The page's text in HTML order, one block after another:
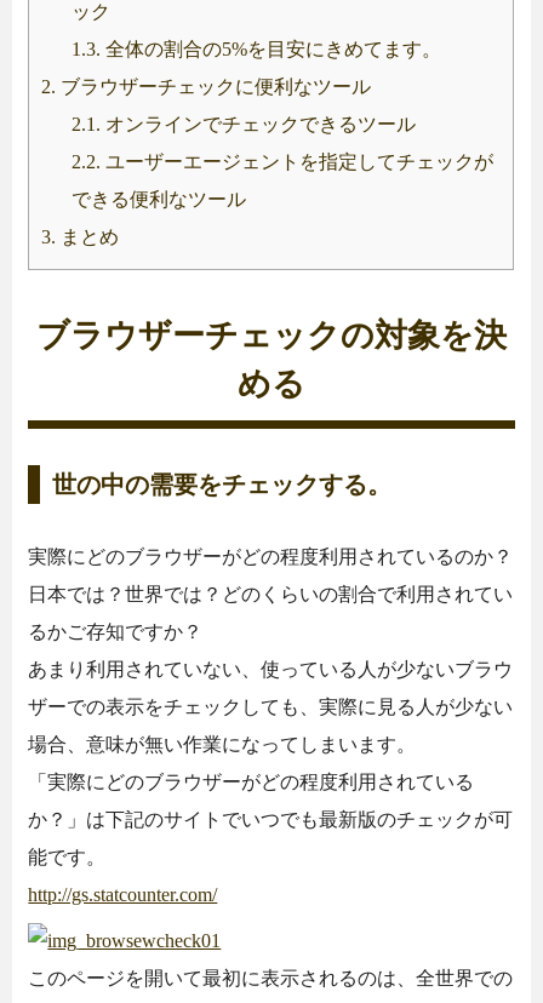
ック
1.3. 全体の割合の5%を目安にきめてます。
2. ブラウザーチェックに便利なツール
2.1. オンラインでチェックできるツール
2.2. ユーザーエージェントを指定してチェックが
できる便利なツール
3. まとめ
ブラウザーチェックの対象を決
める
世の中の需要をチェックする。
実際にどのブラウザーがどの程度利用されているのか？
日本では？世界では？どのくらいの割合で利用されてい
るかご存知ですか？
あまり利用されていない、使っている人が少ないブラウ
ザーでの表示をチェックしても、実際に見る人が少ない
場合、意味が無い作業になってしまいます。
「実際にどのブラウザーがどの程度利用されている
か？」は下記のサイトでいつでも最新版のチェックが可
能です。
http://gs.statcounter.com/
このページを開いて最初に表示されるのは、全世界での